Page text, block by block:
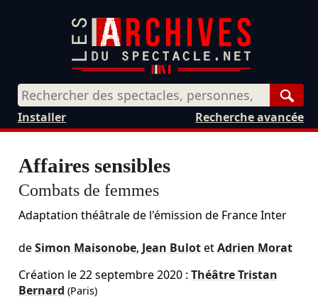
Recherche avancée
Installer
Affaires sensibles
Combats de femmes
Adaptation théâtrale de l'émission de France Inter
deSimon Maisonobe, Jean BulotetAdrien Morat
Création le22 septembre 2020: Théâtre Tristan
Bernard (Paris)